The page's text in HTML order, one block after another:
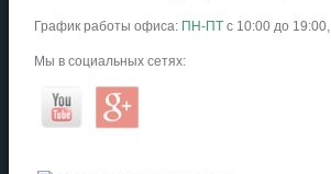
График работы офиса: ПН-ПТ с 10:00 до 19:00,
Мы в социальных сетях: